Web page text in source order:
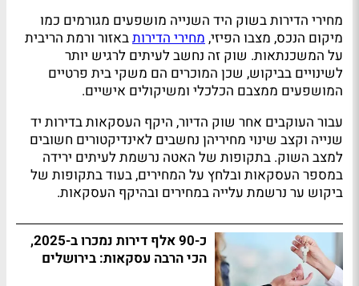
מחירי הדירות בשוק היד השנייה מושפעים מגורמים כמו
מיקום הנכס, מצבו הפיזי,מחירי הדירותבאזור ורמת הריבית
על המשכנתאות. שוק זה נחשב לעיתים לרגיש יותר
לשינויים בביקוש, שכן המוכרים הם משקי בית פרטיים
המושפעים ממצבם הכלכלי ומשיקולים אישיים.
עבור העוקבים אחר שוק הדיור, היקף העסקאות בדירות יד
שנייה וקצב שינוי מחיריהן נחשבים לאינדיקטורים חשובים
למצב השוק. בתקופות של האטה נרשמת לעיתים ירידה
במספר העסקאות ובלחץ על המחירים, בעוד בתקופות של
ביקוש ער נרשמת עלייה במחירים ובהיקף העסקאות.
כ-90 אלף דירות נמכרו ב-2025,
הכי הרבה עסקאות: בירושלים